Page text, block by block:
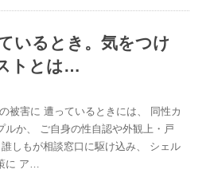
いるとき。気をつけ
トとは…
被害に 遭っているときには、 同性カ
ルか、 ご自身の性自認や外観上・戸
しもが相談窓口に駆け込み、 シェル
に ア…